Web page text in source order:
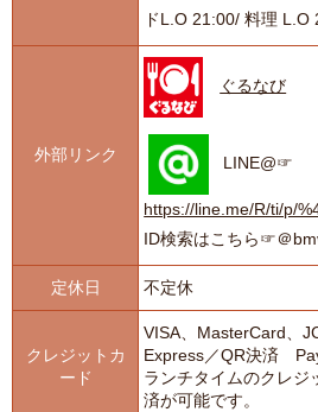
ドL.O 21:00/ 料理 L.O
外部リンク
ぐるなび
LINE@☞
https://line.me/R/ti/p/
ID検索はこちら☞＠
定休日 不定休
クレジットカ
ード
VISA、MasterCard、
Express／QR決済
ランチタイムのクレジ
済が可能です。